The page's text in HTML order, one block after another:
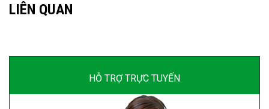
LIÊN QUAN
HỖ TRỢ TRỰC TUYẾN